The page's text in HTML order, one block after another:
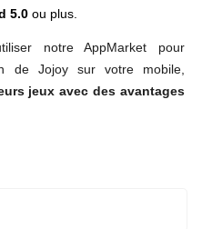
5.0 ou plus.
notre AppMarket pour
de Jojoy sur votre mobile,
jeux avec des avantages